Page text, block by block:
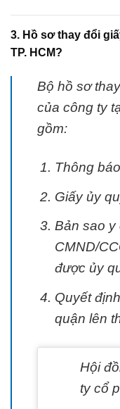
3. Hồ sơ thay đổi
TP. HCM?
Bộ hồ sơ
của công ty
gồm:
Thông
Giấy ủy
Bản sao
CMND/
được ủy
Quyết
quận lên
Hội
ty cổ